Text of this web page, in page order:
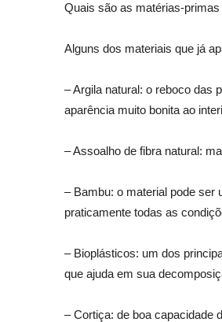
Quais são as matérias-
Alguns dos materiais que já
– Argila natural: o reboco das
aparência muito bonita ao
– Assoalho de fibra natural:
– Bambu: o material pode ser
praticamente todas as
– Bioplásticos: um dos
que ajuda em sua
– Cortiça: de boa capacidade